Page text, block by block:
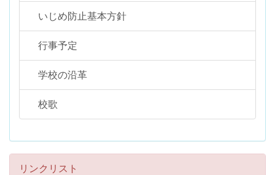
いじめ防止基本方針
行事予定
学校の沿革
校歌
リンクリスト